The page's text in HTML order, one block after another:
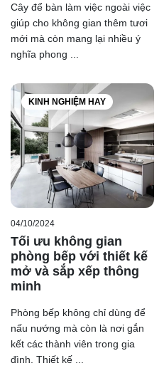
Cây để bàn làm việc ngoài việc
giúp cho không gian thêm tươi
mới mà còn mang lại nhiều ý
nghĩa phong ...
KINH NGHIỆM HAY
04/10/2024
Tối ưu không gian
phòng bếp với thiết kế
mở và sắp xếp thông
minh
Phòng bếp không chỉ dùng để
nấu nướng mà còn là nơi gắn
kết các thành viên trong gia
đình. Thiết kế ...